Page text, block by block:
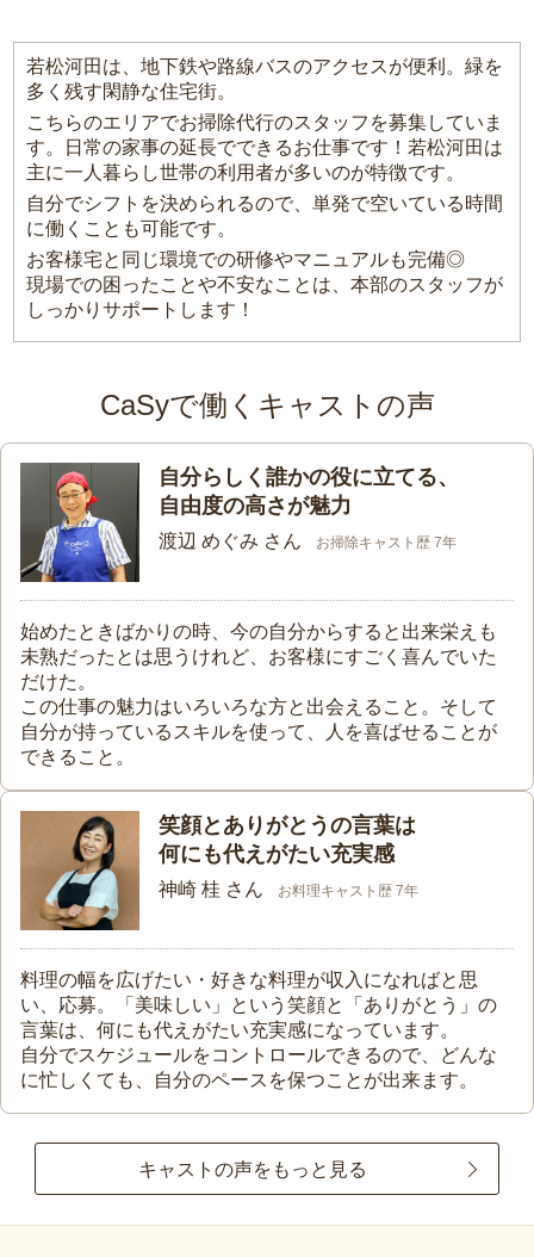
若松河田は、地下鉄や路線バスのアクセスが便利。緑を
多く残す閑静な住宅街。
こちらのエリアでお掃除代行のスタッフを募集していま
す。日常の家事の延長でできるお仕事です！若松河田は
主に一人暮らし世帯の利用者が多いのが特徴です。
自分でシフトを決められるので、単発で空いている時間
に働くことも可能です。
お客様宅と同じ環境での研修やマニュアルも完備◎
現場での困ったことや不安なことは、本部のスタッフが
しっかりサポートします！
CaSyで働くキャストの声
自分らしく誰かの役に立てる、
自由度の高さが魅力
渡辺 めぐみ さん お掃除キャスト歴 7年
始めたときばかりの時、今の自分からすると出来栄えも
未熟だったとは思うけれど、お客様にすごく喜んでいた
だけた。
この仕事の魅力はいろいろな方と出会えること。そして
自分が持っているスキルを使って、人を喜ばせることが
できること。
笑顔とありがとうの言葉は
何にも代えがたい充実感
神崎 桂 さん お料理キャスト歴 7年
料理の幅を広げたい・好きな料理が収入になればと思
い、応募。「美味しい」という笑顔と「ありがとう」の
言葉は、何にも代えがたい充実感になっています。
自分でスケジュールをコントロールできるので、どんな
に忙しくても、自分のペースを保つことが出来ます。
キャストの声をもっと見る